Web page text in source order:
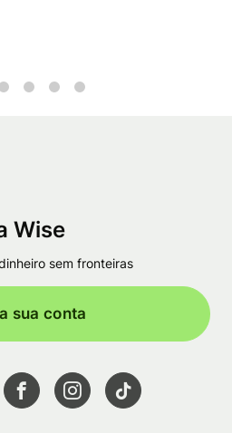
Wise
sem fronteiras
sua conta